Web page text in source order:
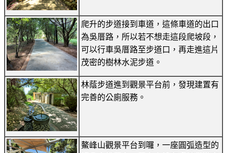
爬升的步道接到車道，這條車道的出口
為吳厝路，所以若不想走這段爬坡段，
可以行車吳厝路至步道口，再走進這片
茂密的樹林水泥步道。
林蔭步道進到觀景平台前，發現建置有
完善的公廁服務。
鰲峰山觀景平台到囉，一座圓弧造型的